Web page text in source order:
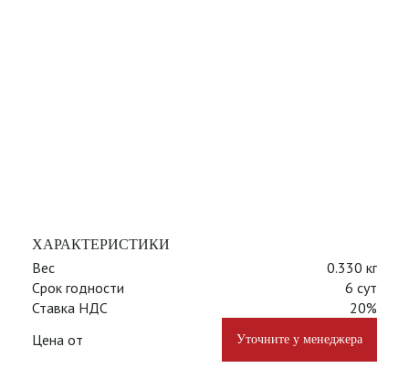
ХАРАКТЕРИСТИКИ
Вес
0.330 кг
Срок годности
6 сут
Ставка НДС
20%
Цена от
Уточните у менеджера